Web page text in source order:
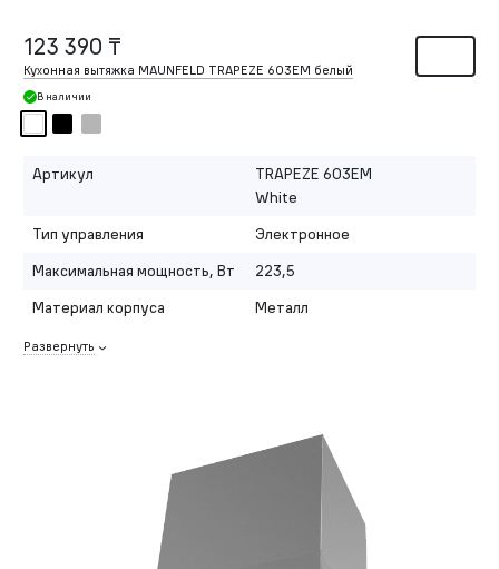
123 390 ₸
Кухонная вытяжка MAUNFELD TRAPEZE 603EM белый
В наличии
Артикул
TRAPEZE 603EM
White
Тип управления
Электронное
Максимальная мощность, Вт
223,5
Материал корпуса
Металл
Развернуть